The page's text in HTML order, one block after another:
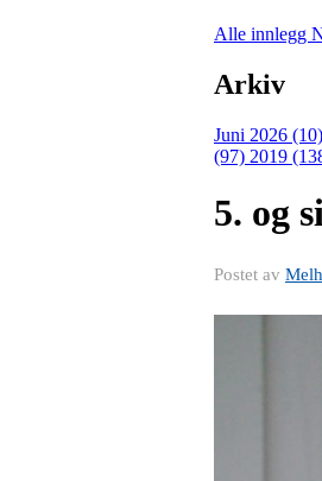
Alle innlegg
Arkiv
Juni 2026 (10)
(97) 2019
5. og
Postet av